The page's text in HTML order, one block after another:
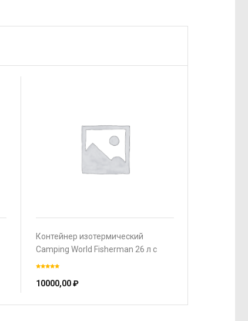
Контейнер изотермический
Camping World Fisherman 26 л с
люком и лотком (термоизоляция
ремень
10000,00₽